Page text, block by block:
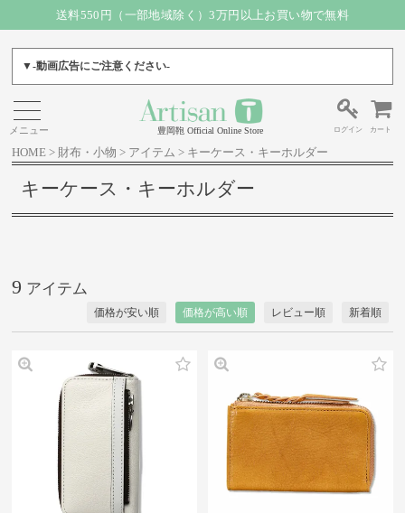
送料550円（一部地域除く）3万円以上お買い物で無料
▼-動画広告にご注意ください-
豊岡鞄 Official Online Store ログイン カート
HOME 財布・小物 アイテム キーケース・キーホルダー
キーケース・キーホルダー
価格が安い順 価格が高い順 レビュー順 新着順
9